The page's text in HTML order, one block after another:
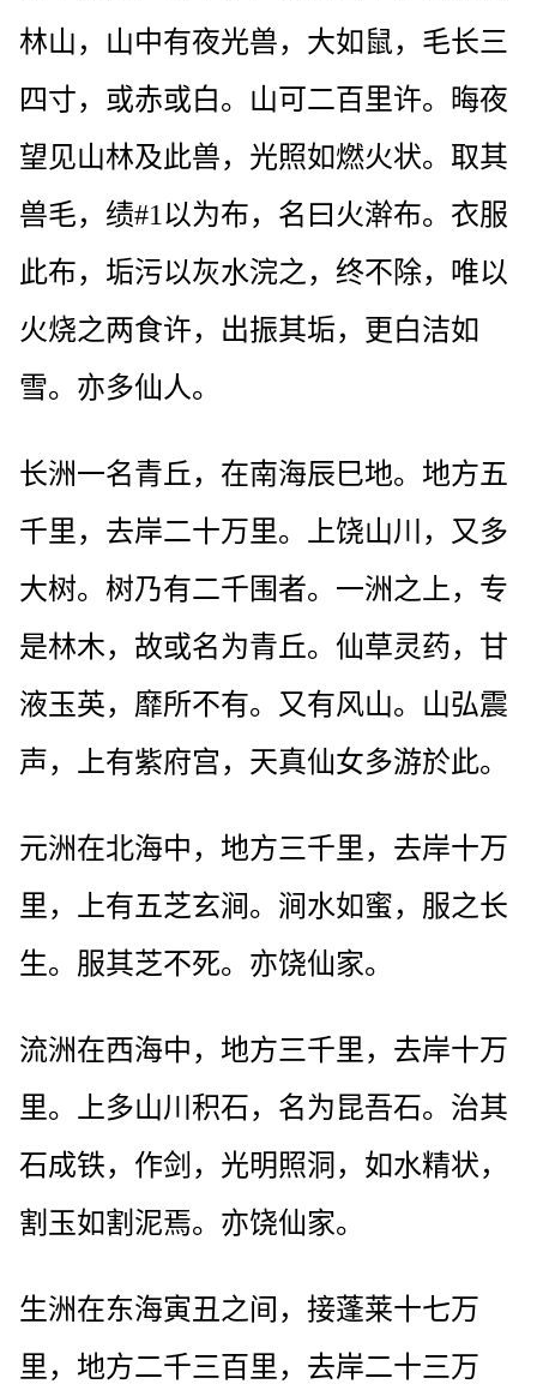
林山，山中有夜光兽，大如鼠，毛长三
四寸，或赤或白。山可二百里许。晦夜
望见山林及此兽，光照如燃火状。取其
兽毛，绩#1以为布，名曰火澣布。衣服
此布，垢污以灰水浣之，终不除，唯以
火烧之两食许，出振其垢，更白洁如
雪。亦多仙人。
长洲一名青丘，在南海辰巳地。地方五
千里，去岸二十万里。上饶山川，又多
大树。树乃有二千围者。一洲之上，专
是林木，故或名为青丘。仙草灵药，甘
液玉英，靡所不有。又有风山。山弘震
声，上有紫府宫，天真仙女多游於此。
元洲在北海中，地方三千里，去岸十万
里，上有五芝玄涧。涧水如蜜，服之长
生。服其芝不死。亦饶仙家。
流洲在西海中，地方三千里，去岸十万
里。上多山川积石，名为昆吾石。治其
石成铁，作剑，光明照洞，如水精状，
割玉如割泥焉。亦饶仙家。
生洲在东海寅丑之间，接蓬莱十七万
里，地方二千三百里，去岸二十三万